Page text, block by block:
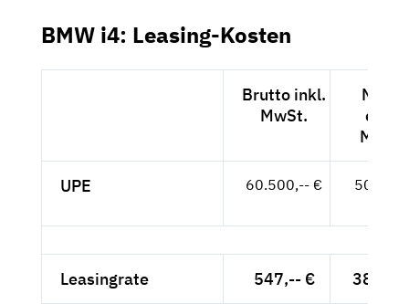
BMW i4: Leasing-Kosten
Brutto inkl.
MwSt.
Netto
exkl.
MwSt.
UPE 60.500,-- €
Leasingrate 547,-- € 389,--